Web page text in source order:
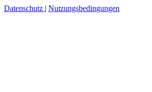
Datenschutz | Nutzungsbedingungen